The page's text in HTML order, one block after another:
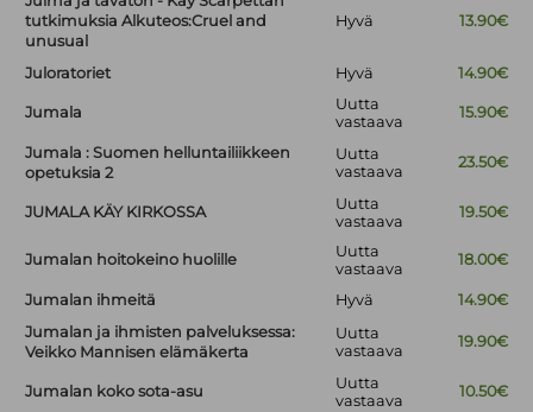
tutkimuksia Alkuteos:Cruel and
unusual
Hyvä 13.90€
Juloratoriet Hyvä 14.90€
Jumala
Uutta
vastaava
15.90€
Jumala : Suomen helluntailiikkeen
opetuksia 2
Uutta
vastaava
23.50€
JUMALA KÄY KIRKOSSA
Uutta
vastaava
19.50€
Jumalan hoitokeino huolille
Uutta
vastaava
18.00€
Jumalan ihmeitä Hyvä
14.90€
Jumalan ja ihmisten palveluksessa:
Veikko Mannisen elämäkerta
Uutta
vastaava
19.90€
Jumalan koko sota-asu
Uutta
vastaava
10.50€